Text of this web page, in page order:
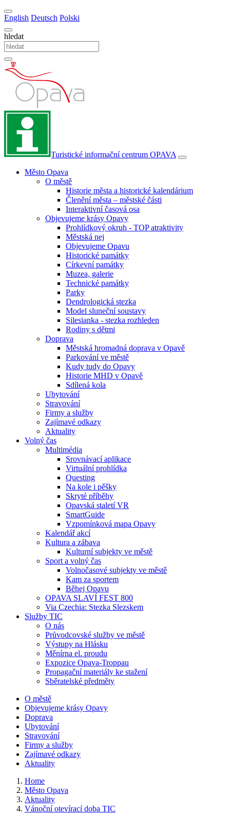
English Deutsch Polski
hledat
Turistické informační centrum OPAVA
Město Opava
O městě
Historie města a historické kalendárium
Členění města – městské části
Interaktivní časová osa
Objevujeme krásy Opavy
Prohlídkový okruh - TOP atraktivity
Městská nej
Objevujeme Opavu
Historické památky
Církevní památky
Muzea, galerie
Technické památky
Parky
Dendrologická stezka
Model sluneční soustavy
Silesianka - stezka rozhleden
Rodiny s dětmi
Doprava
Městská hromadná doprava v Opavě
Parkování ve městě
Kudy tudy do Opavy
Historie MHD v Opavě
Sdílená kola
Ubytování
Stravování
Firmy a služby
Zajímavé odkazy
Aktuality
Volný čas
Multimédia
Srovnávací aplikace
Virtuální prohlídka
Questing
Na kole i pěšky
Skryté příběhy
Opavská staletí VR
SmartGuide
Vzpomínková mapa Opavy
Kalendář akcí
Kultura a zábava
Kulturní subjekty ve městě
Sport a volný čas
Volnočasové subjekty ve městě
Kam za sportem
Běhej Opavu
OPAVA SLAVÍ FEST 800
Via Czechia: Stezka Slezskem
Služby TIC
O nás
Průvodcovské služby ve městě
Výstupy na Hlásku
Měnírna el. proudu
Expozice Opava-Troppau
Propagační materiály ke stažení
Sběratelské předměty
O městě
Objevujeme krásy Opavy
Doprava
Ubytování
Stravování
Firmy a služby
Zajímavé odkazy
Aktuality
Home
Město Opava
Aktuality
Vánoční otevírací doba TIC